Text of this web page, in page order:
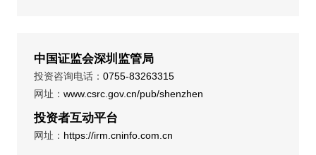
中国证监会深圳监管局
投资咨询电话： 0755-83263315
网址： www.csrc.gov.cn/pub/shenzhen
投资者互动平台
网址： https://irm.cninfo.com.cn